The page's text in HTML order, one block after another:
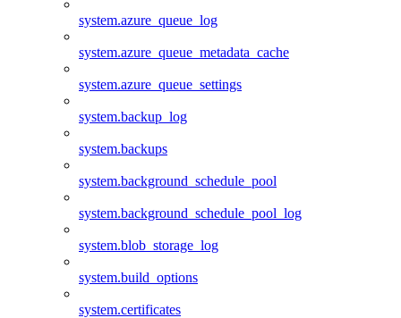
system.azure_queue_log
system.azure_queue_metadata_cache
system.azure_queue_settings
system.backup_log
system.backups
system.background_schedule_pool
system.background_schedule_pool_log
system.blob_storage_log
system.build_options
system.certificates